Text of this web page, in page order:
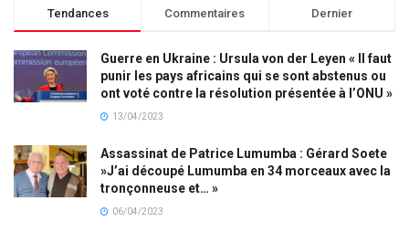
Tendances Commentaires Dernier
Guerre en Ukraine : Ursula von der Leyen « Il faut
punir les pays africains qui se sont abstenus ou
ont voté contre la résolution présentée à l’ONU »
13/04/2023
Assassinat de Patrice Lumumba : Gérard Soete
»J’ai découpé Lumumba en 34 morceaux avec la
tronçonneuse et… »
06/04/2023